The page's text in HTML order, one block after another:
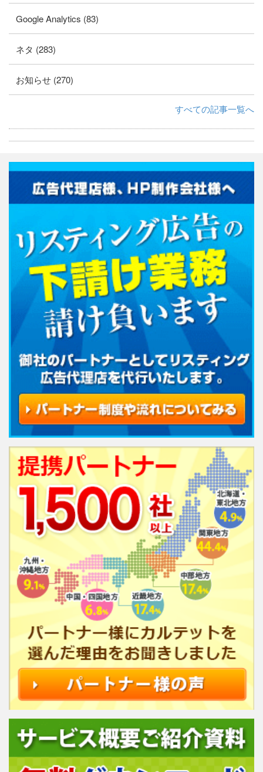
Google Analytics (83)
ネタ (283)
お知らせ (270)
すべての記事一覧へ